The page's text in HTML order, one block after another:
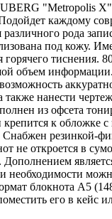
"Metropolis
каждому
рода
под кожу.
тиснения.
объем
также нанести
из офсета
крепится к обложке
резинкой-
не откроется в
необходимости
блокнота А5
его в кейс